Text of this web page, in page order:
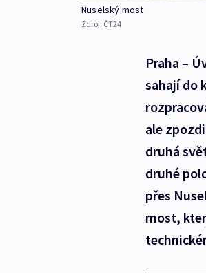
Nuselský most
Zdroj: ČT24
Praha –
sahají do
ale
druhá
druhé
přes
most,